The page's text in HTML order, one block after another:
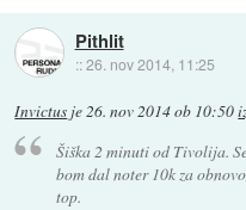
Pithlit
::26. nov 2014, 11:25
Invictus je26. nov 2014 ob 10:50
Šiška 2 minuti od Tivolija.
bom dal noter 10k za
top.